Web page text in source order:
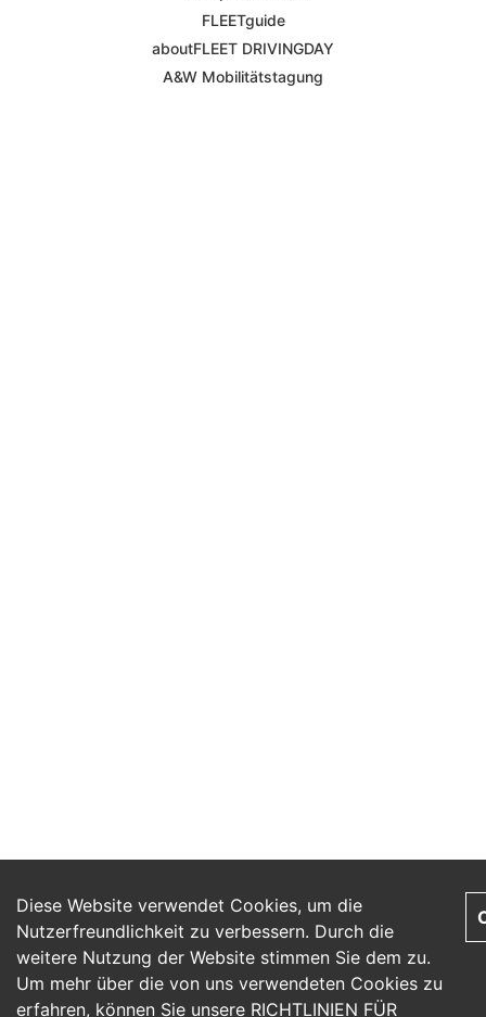
Diese Website verwendet Cookies, um die
Nutzerfreundlichkeit zu verbessern. Durch die
weitere Nutzung der Website stimmen Sie dem zu.
Um mehr über die von uns verwendeten Cookies zu
erfahren, können Sie unsere RICHTLINIEN FÜR
FLEETguide
aboutFLEET DRIVINGDAY
A&W Mobilitätstagung